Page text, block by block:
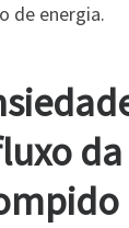
de energia.